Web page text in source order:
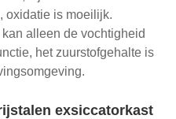
oxidatie is moeilijk.
alleen de vochtigheid
het zuurstofgehalte is
exsiccatorkast